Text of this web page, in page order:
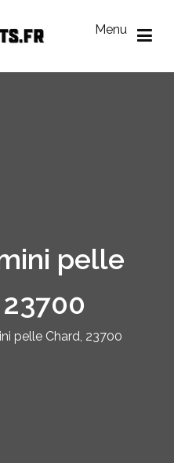
Menu
pelle
pelle Chard, 23700